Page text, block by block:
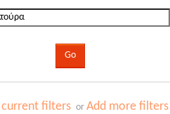
current filters orAdd more filters